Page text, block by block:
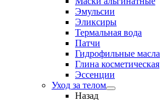
Эмульсии
Эликсиры
Термальная вода
Патчи
Гидрофильные масла
Глина косметическая
Эссенции
Уход за телом
Назад